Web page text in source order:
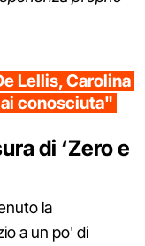
Lellis, Carolina
conosciuta"
di ‘Zero e
la
a un po' di